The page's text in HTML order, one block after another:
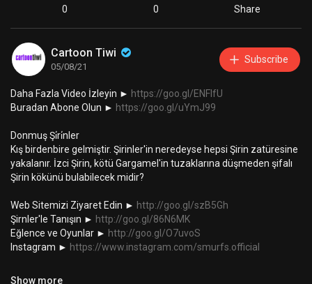
0 0 Share
Cartoon Tiwi
05/08/21
Subscribe
Daha Fazla Video İzleyin ► https://goo.gl/ENFIfU
Buradan Abone Olun ► https://goo.gl/uYmJ99
Donmuş Şi̇ri̇nler
Kış birdenbire gelmiştir. Şirinler'in neredeyse hepsi Şirin zatüresine
yakalanır. İzci Şirin, kötü Gargamel'in tuzaklarına düşmeden şifalı
Şirin kökünü bulabilecek midir?
Web Sitemizi Ziyaret Edin ► http://goo.gl/szB5Gh
Şirnler'le Tanışın ► http://goo.gl/86N6MK
Eğlence ve Oyunlar ► http://goo.gl/O7uvoS
Instagram ► https://www.instagram.com/smurfs.official
Tüm destekleriniz için teşekkür ederiz, videoları puanlamanız ve
Show more